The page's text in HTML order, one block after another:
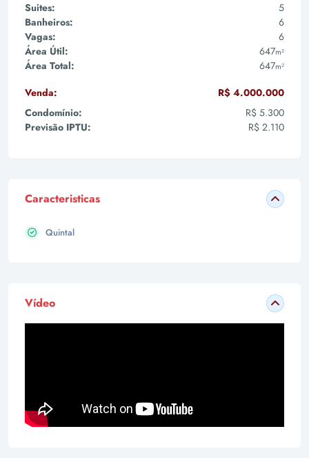
Suites:
5
Banheiros:
6
Vagas:
6
Área Útil:
647m²
Área Total: 647m²
Venda:
R$ 4.000.000
Condomínio:
R$ 5.300
Previsão IPTU:
R$ 2.110
Caracteristicas
Quintal
Vídeo